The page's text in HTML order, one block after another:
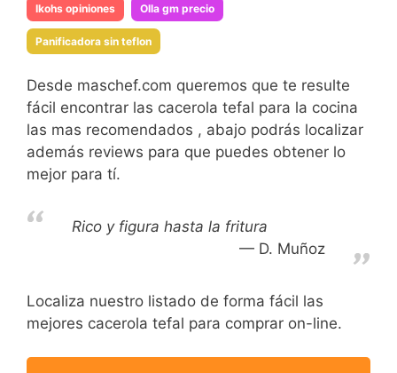
Ikohs opiniones Olla gm precio
Panificadora sin teflon
Desde maschef.com queremos que te resulte
fácil encontrar las cacerola tefal para la cocina
las mas recomendados , abajo podrás localizar
además reviews para que puedes obtener lo
mejor para tí.
Rico y figura hasta la fritura
D. Muñoz
Localiza nuestro listado de forma fácil las
mejores cacerola tefal para comprar on-line.